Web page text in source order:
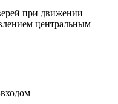
при движении
центральным